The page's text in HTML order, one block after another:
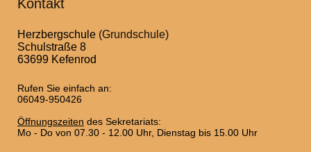
Kontakt
Herzbergschule (Grundschule)
Schulstraße 8
63699 Kefenrod
Rufen Sie einfach an:
06049-950426
Öffnungszeiten des Sekretariats:
Mo - Do von 07.30 - 12.00 Uhr, Dienstag bis 15.00 Uhr